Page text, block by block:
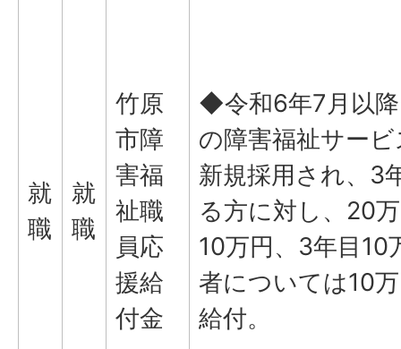
就
職
就
職
竹原
市障
害福
祉職
員応
援給
付金
◆令和6年7月以
の障害福祉サー
新規採用され、3
る方に対し、20
10万円、3年目10
者については10
給付。